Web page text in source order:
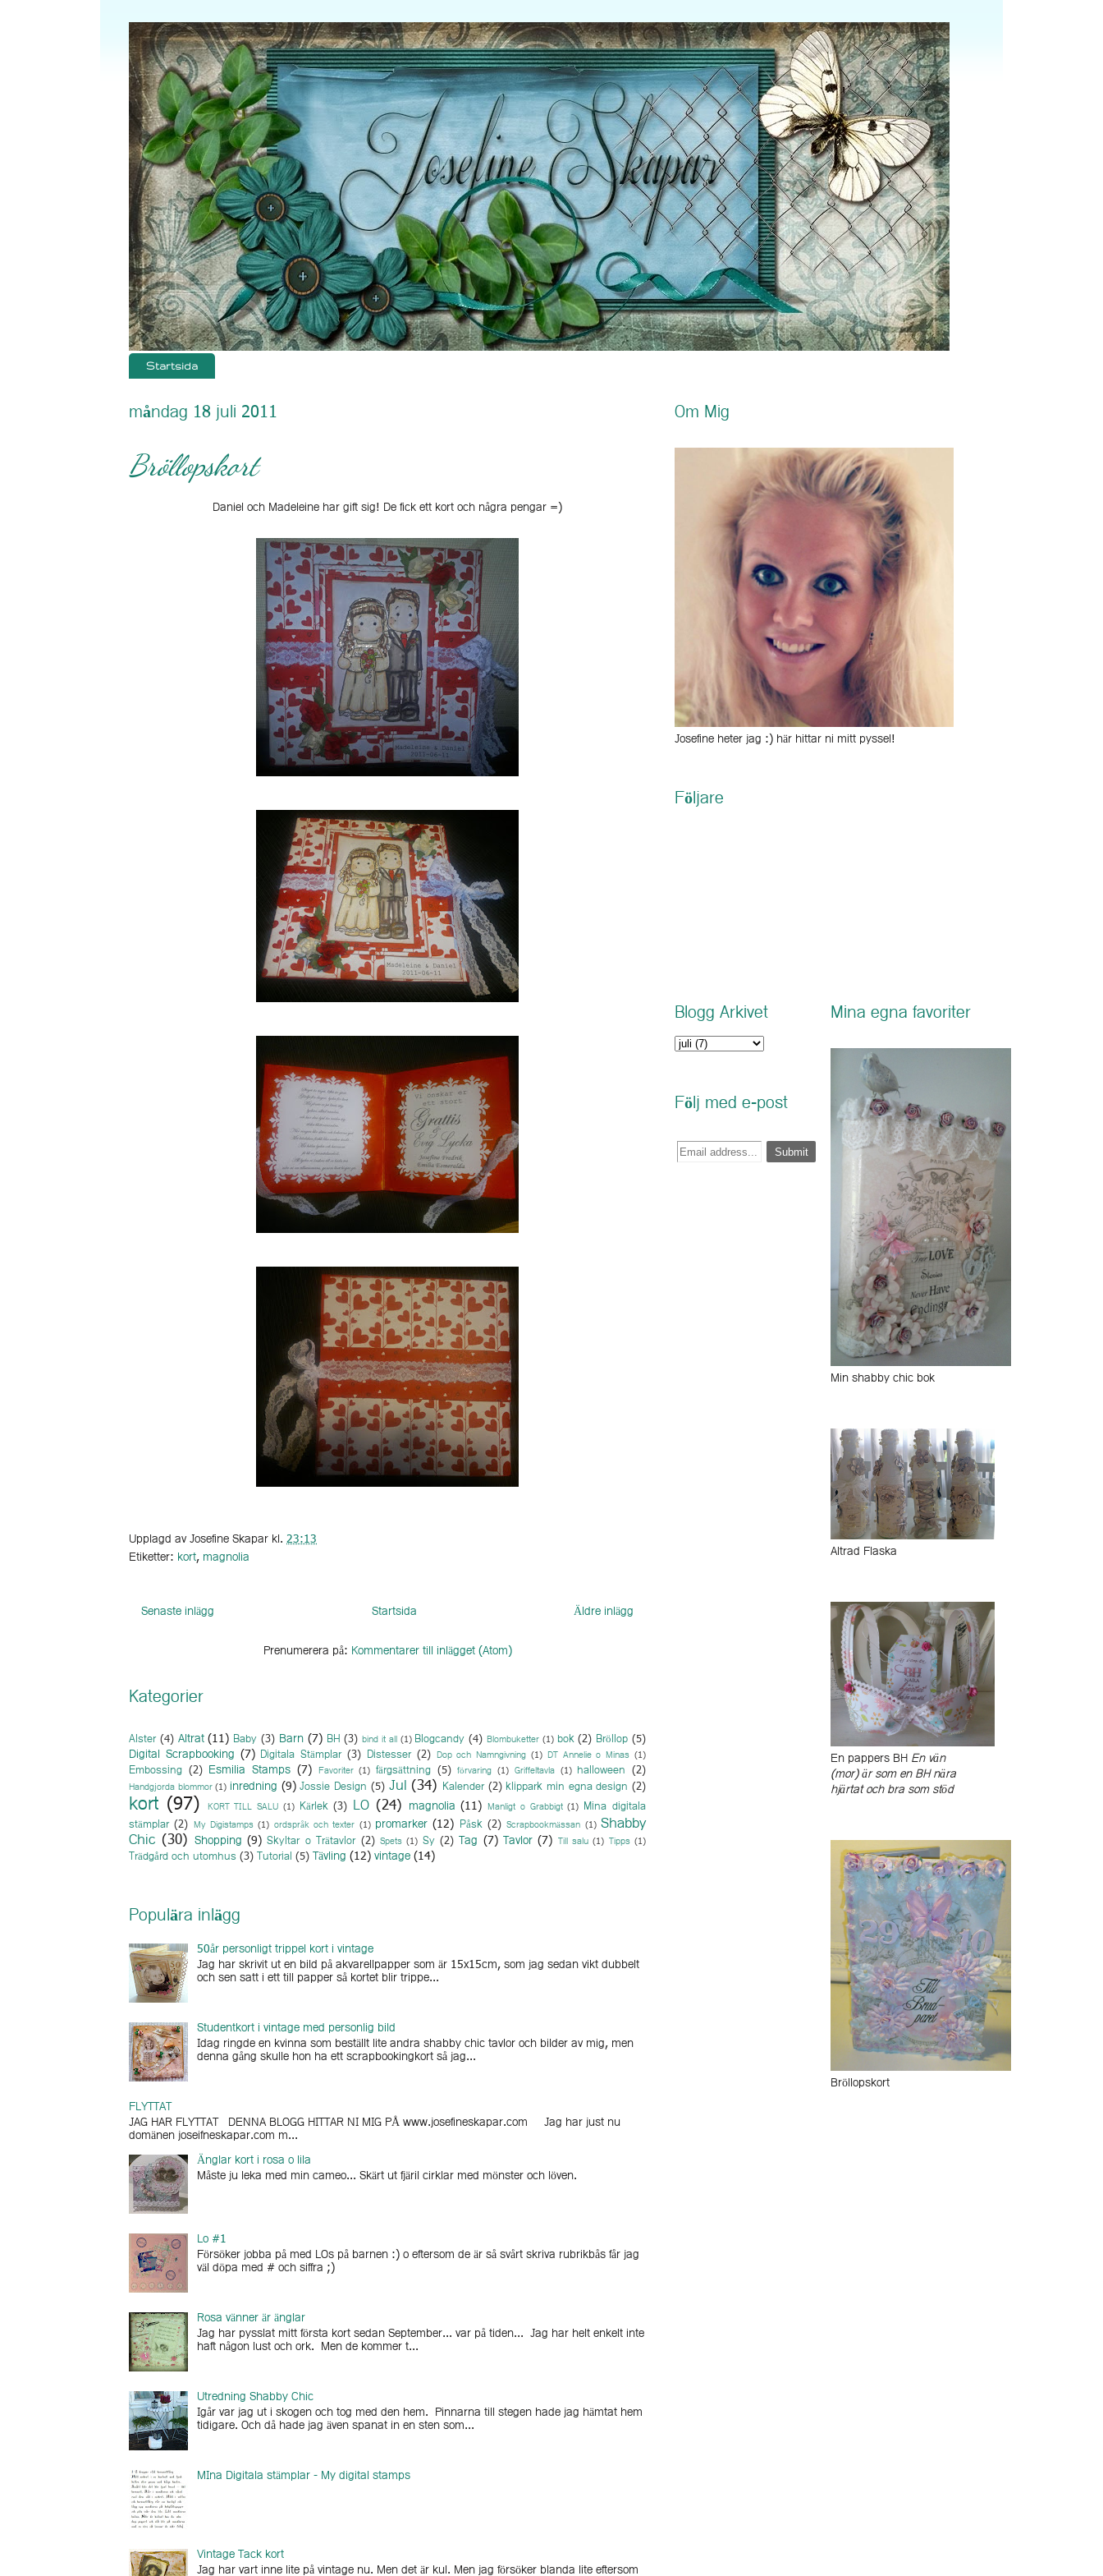
Startsida
måndag 18 juli 2011
Bröllopskort
Daniel och Madeleine har gift sig! De fick ett kort och några pengar =)
Upplagd avJosefine Skapar kl. 23:13
Etiketter: kort, magnolia
Senaste inlägg Äldre inlägg
Startsida
Prenumerera på: Kommentarer till inlägget (Atom)
Kategorier
Alster (4) Altrat (11) Baby (3) Barn (7) BH (3) bind it all (1) Blogcandy (4) Blombuketter (1) bok (2) Bröllop (5)
Digital Scrapbooking (7) Digitala Stämplar (3) Distesser (2) Dop och Namngivning (1) DT Annelie o Minas (1)
Embossing (2) Esmilia Stamps (7) Favoriter (1) färgsättning (5) förvaring (1) Griffeltavla (1) halloween (2)
Handgjorda blommor (1) inredning (9) Jossie Design (5) Jul (34) Kalender (2) klippark min egna design (2)
kort (97) KORT TILL SALU (1) Kärlek (3) LO (24) magnolia (11) Manligt o Grabbigt (1) Mina digitala
stämplar (2) My Digistamps (1) ordspråk och texter (1) promarker (12) Påsk (2) Scrapbookmässan (1) Shabby
Chic (30) Shopping (9) Skyltar o Trätavlor (2) Spets (1) Sy (2) Tag (7) Tavlor (7) Till salu (1) Tipps (1)
Trädgård och utomhus (3) Tutorial (5) Tävling (12)vintage(14)
Populära inlägg
50år personligt trippel kort i vintage
Jag har skrivit ut en bild på akvarellpapper som är 15x15cm, som jag sedan vikt dubbelt
och sen satt i ett till papper så kortet blir trippe...
Studentkort i vintage med personlig bild
Idag ringde en kvinna som beställt lite andra shabby chic tavlor och bilder av mig, men
denna gång skulle hon ha ett scrapbookingkort så jag...
FLYTTAT
JAG HAR FLYTTAT DENNA BLOGG HITTAR NI MIG PÅ www.josefineskapar.com Jag har just nu
domänen joseifneskapar.com m...
Änglar kort i rosa o lila
Måste ju leka med min cameo... Skärt ut fjäril cirklar med mönster och löven.
Lo #1
Försöker jobba på med LOs på barnen :) o eftersom de är så svårt skriva rubrikbås får jag
väl döpa med # och siffra ;)
Rosa vänner är änglar
Jag har pysslat mitt första kort sedan September... var på tiden... Jag har helt enkelt inte
haft någon lust och ork. Men de kommer t...
Utredning Shabby Chic
Igår var jag ut i skogen och tog med den hem. Pinnarna till stegen hade jag hämtat hem
tidigare. Och då hade jag även spanat in en sten som...
MIna Digitala stämplar - My digital stamps
Vintage Tack kort
Jag har vart inne lite på vintage nu. Men det är kul. Men jag försöker blanda lite eftersom
Om Mig
Josefine heter jag :) här hittar ni mitt pyssel!
Följare
Blogg Arkivet
Följ med e-post
Mina egna favoriter
Min shabby chic bok
Altrad Flaska
En pappers BH En vän
(mor) är som en BH nära
hjärtat och bra som stöd
Bröllopskort